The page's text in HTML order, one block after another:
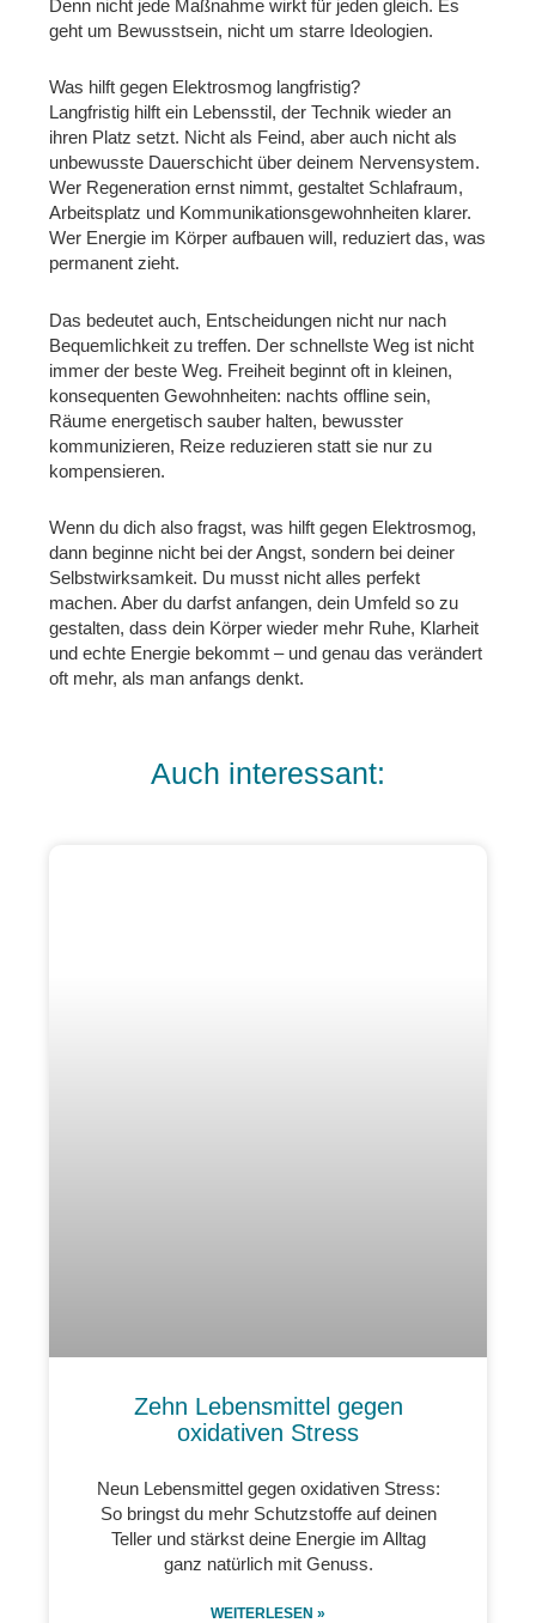
Denn nicht jede Maßnahme wirkt für jeden gleich. Es
geht um Bewusstsein, nicht um starre Ideologien.
Was hilft gegen Elektrosmog langfristig?
Langfristig hilft ein Lebensstil, der Technik wieder an
ihren Platz setzt. Nicht als Feind, aber auch nicht als
unbewusste Dauerschicht über deinem Nervensystem.
Wer Regeneration ernst nimmt, gestaltet Schlafraum,
Arbeitsplatz und Kommunikationsgewohnheiten klarer.
Wer Energie im Körper aufbauen will, reduziert das, was
permanent zieht.
Das bedeutet auch, Entscheidungen nicht nur nach
Bequemlichkeit zu treffen. Der schnellste Weg ist nicht
immer der beste Weg. Freiheit beginnt oft in kleinen,
konsequenten Gewohnheiten: nachts offline sein,
Räume energetisch sauber halten, bewusster
kommunizieren, Reize reduzieren statt sie nur zu
kompensieren.
Wenn du dich also fragst, was hilft gegen Elektrosmog,
dann beginne nicht bei der Angst, sondern bei deiner
Selbstwirksamkeit. Du musst nicht alles perfekt
machen. Aber du darfst anfangen, dein Umfeld so zu
gestalten, dass dein Körper wieder mehr Ruhe, Klarheit
und echte Energie bekommt – und genau das verändert
oft mehr, als man anfangs denkt.
Auch interessant:
Zehn Lebensmittel gegen
oxidativen Stress
Neun Lebensmittel gegen oxidativen Stress:
So bringst du mehr Schutzstoffe auf deinen
Teller und stärkst deine Energie im Alltag
ganz natürlich mit Genuss.
WEITERLESEN »